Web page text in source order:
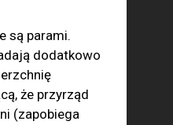
są parami.
dodatkowo
że przyrząd
(zapobiega